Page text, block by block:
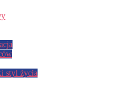
styl życia